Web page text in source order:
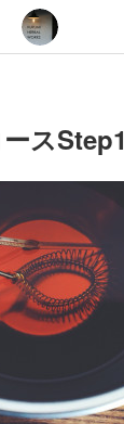
スStep1